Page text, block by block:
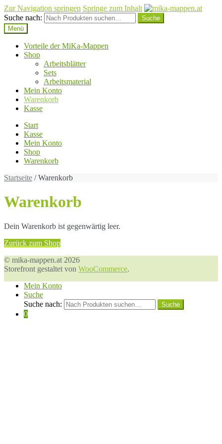
Zur Navigation springen Springe zum Inhalt
Suche nach:
Menü
Vorteile der MiKa-Mappen
Shop
Arbeitsblätter
Sets
Arbeitsmaterial
Mein Konto
Warenkorb
Kasse
Start
Kasse
Mein Konto
Shop
Warenkorb
Startseite / Warenkorb
Warenkorb
Dein Warenkorb ist gegenwärtig leer.
Zurück zum Shop
© mika-mappen.at 2026
Storefront gestaltet von WooCommerce.
Mein Konto
Suche
Suche nach:
0